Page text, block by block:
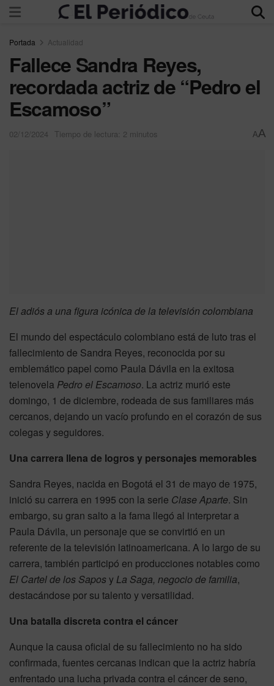
Portada Actualidad
Fallece Sandra Reyes,
recordada actriz de “Pedro el
Escamoso”
02/12/2024 Tiempo de lectura: 2 minutos AA
El adiós a una figura icónica de la televisión colombiana
El mundo del espectáculo colombiano está de luto tras el
fallecimiento de Sandra Reyes, reconocida por su
emblemático papel como Paula Dávila en la exitosa
telenovela Pedro el Escamoso. La actriz murió este
domingo, 1 de diciembre, rodeada de sus familiares más
cercanos, dejando un vacío profundo en el corazón de sus
colegas y seguidores.
Una carrera llena de logros y personajes memorables
Sandra Reyes, nacida en Bogotá el 31 de mayo de 1975,
inició su carrera en 1995 con la serie Clase Aparte. Sin
embargo, su gran salto a la fama llegó al interpretar a
Paula Dávila, un personaje que se convirtió en un
referente de la televisión latinoamericana. A lo largo de su
carrera, también participó en producciones notables como
El Cartel de los SaposyLa Saga, negocio de familia,
destacándose por su talento y versatilidad.
Una batalla discreta contra el cáncer
Aunque la causa oficial de su fallecimiento no ha sido
confirmada, fuentes cercanas indican que la actriz habría
enfrentado una lucha privada contra el cáncer de seno,